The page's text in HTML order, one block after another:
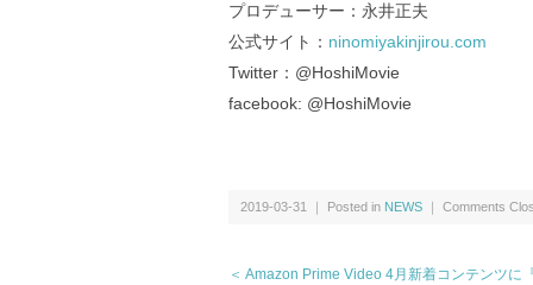
プロデューサー：永井正夫
公式サイト： ninomiyakinjirou.com
Twitter：@HoshiMovie
facebook: @HoshiMovie
2019-03-31 ｜ Posted in NEWS Comments
＜ Amazon Prime Video 4月新着コンテンツに